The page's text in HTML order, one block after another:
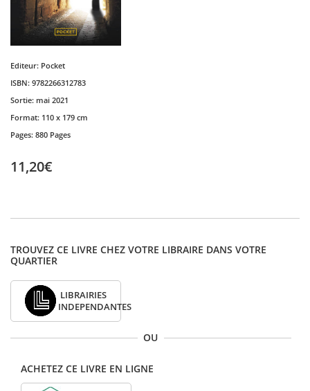
Editeur: Pocket
ISBN: 9782266312783
Sortie: mai 2021
Format: 110 x 179 cm
Pages: 880 Pages
11,20€
TROUVEZ CE LIVRE CHEZ VOTRE LIBRAIRE DANS VOTRE
QUARTIER
LIBRAIRIES
INDEPENDANTES
OU
ACHETEZ CE LIVRE EN LIGNE